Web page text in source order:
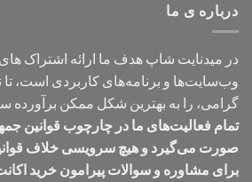
درباره ی ما
در میدنایت شاپ هدف ما ارائه اشتراک های
وب‌سایت‌ها و برنامه‌های کاربردی است، تا
گرامی، را به بهترین شکل ممکن برآورده
تمام فعالیت‌های ما در چارچوب قوانین
صورت می‌گیرد و هیچ سرویسی خلاف
برای مشاوره و سوالات پیرامون خرید